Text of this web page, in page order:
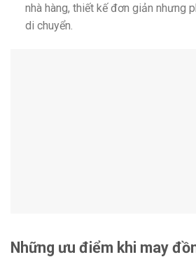
nhà hàng, thiết kế đơn giản nhưng
di chuyển.
Những ưu điểm khi may